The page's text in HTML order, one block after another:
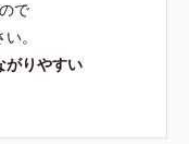
で
。
がりやすい